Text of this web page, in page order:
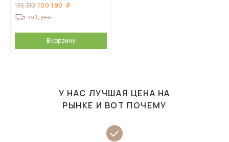
136 310 100 190
за 1 день
В корзину
У НАС ЛУЧШАЯ ЦЕНА НА
РЫНКЕ И ВОТ ПОЧЕМУ